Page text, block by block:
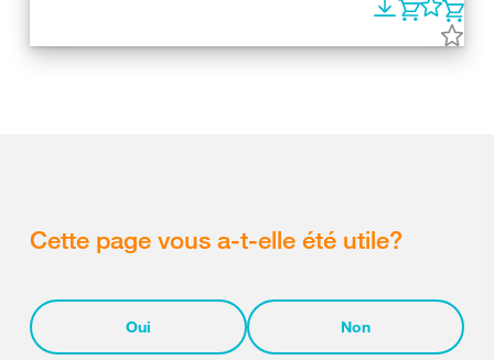
Cette page vous a-t-elle été utile?
Oui Non